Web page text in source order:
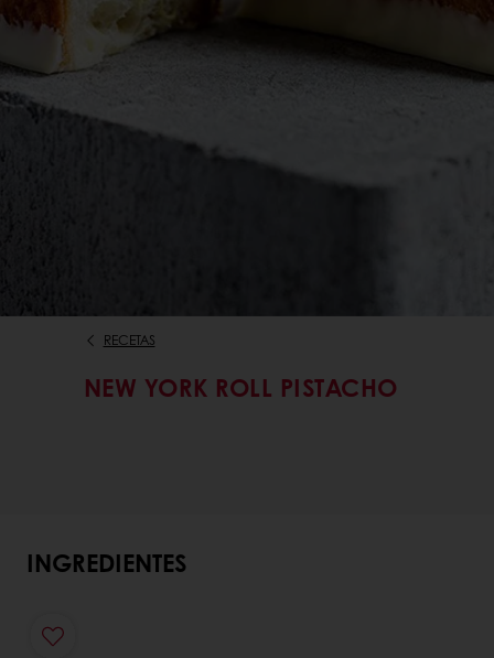
RECETAS
NEW YORK ROLL PISTACHO
INGREDIENTES